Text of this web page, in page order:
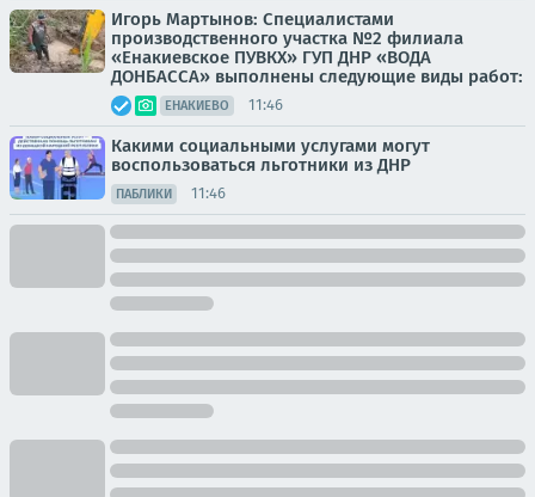
Игорь Мартынов: Специалистами
производственного участка №2 филиала
«Енакиевское ПУВКХ» ГУП ДНР «ВОДА
ДОНБАССА» выполнены следующие виды работ:
ЕНАКИЕВО 11:46
Какими социальными услугами могут
воспользоваться льготники из ДНР
ПАБЛИКИ 11:46